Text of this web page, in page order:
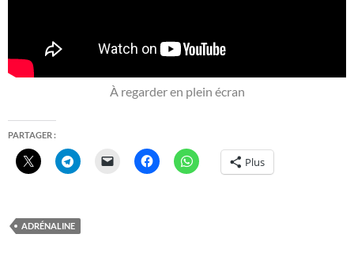
À regarder en plein écran
PARTAGER :
Plus
ADRÉNALINE